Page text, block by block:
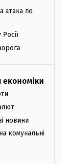
атака по
економіки
новини
комунальні